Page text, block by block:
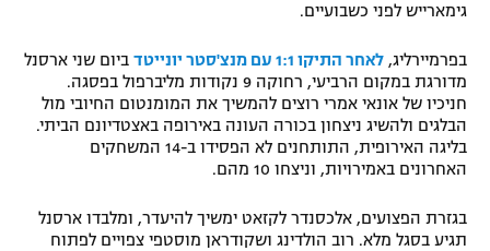
מדיניות פרטיות
תקנון פעילות ספורט 1
רשיון להקרנה פומבית לבית עסק
ספורט אתגרי ואקסטרים
אומנויות לחימה
גיימינג E-Sports
גימארייש לפני כשבועיים.
בפרמיירליג, לאחר התיקו 1:1 עם מנצ'סטר יונייטד
ביום שני ארסנל
מדורגת במקום הרביעי, רחוקה 9 נקודות מליברפול בפסגה.
חניכיו של אונאי אמרי רוצים להמשיך את המומנטום החיובי מול
הבלגים ולהשיג ניצחון בכורה העונה באירופה באצטדיונם הביתי.
בליגה האירופית, התותחנים לא הפסידו ב-14 המשחקים
האחרונים באמירויות, וניצחו 10 מהם.
בגזרת הפצועים, אלכסנדר לקזאט ימשיך להיעדר, ומלבדו ארסנל
תגיע בסגל מלא. רוב הולדינג ושקודראן מוסטפי צפויים לפתוח